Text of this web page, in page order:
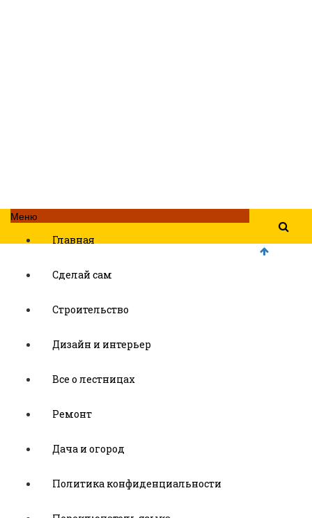
Меню
Главная
Сделай сам
Строительство
Дизайн и интерьер
Все о лестницах
Ремонт
Дача и огород
Политика конфиденциальности